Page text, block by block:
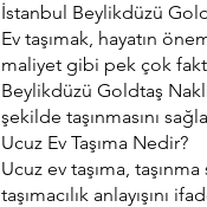
İstanbul Beylikdüzü
Ev taşımak, hayatın
maliyet gibi pek çok
Beylikdüzü Goldtaş
şekilde taşınmasını
Ucuz Ev Taşıma Nedir?
Ucuz ev taşıma,
taşımacılık